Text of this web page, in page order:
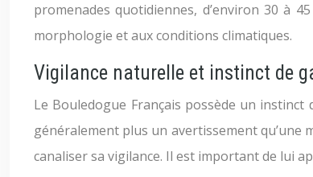
promenades quotidiennes, d’environ 30 à
morphologie et aux conditions climatiques.
Vigilance naturelle et instinct de
Le Bouledogue Français possède un
généralement plus un avertissement qu’une
canaliser sa vigilance. Il est important de lui